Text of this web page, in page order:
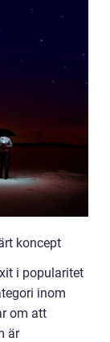
koncept
i popularitet
inom
om att
är